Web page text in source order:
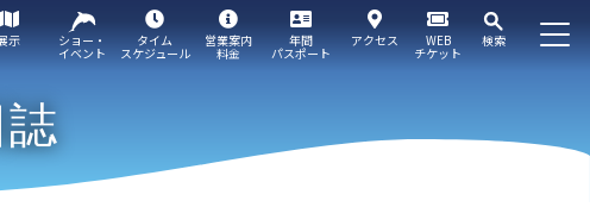
WEB
チケット
検索
示 ショー・
イベント
タイム
スケジュール
営業案内
料金
年間
パスポート
アクセス